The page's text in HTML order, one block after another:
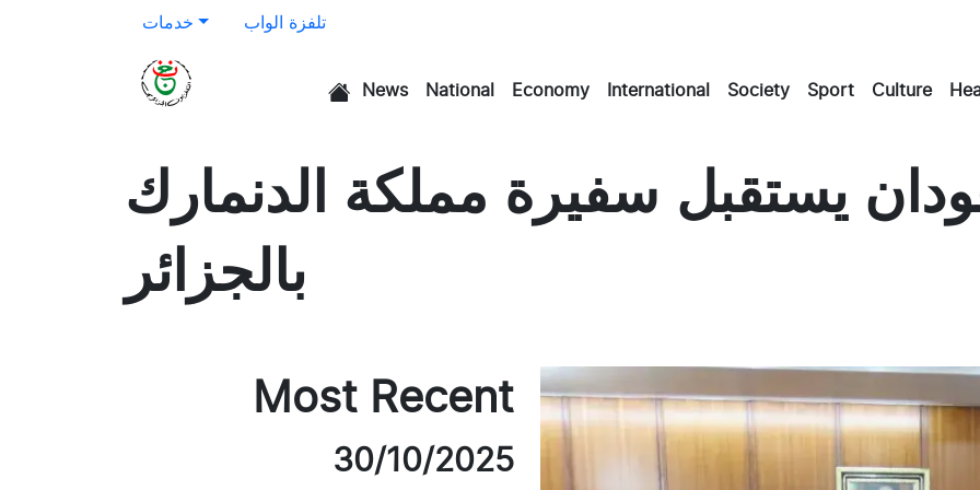
خدمات تلفزة الواب
News National Economy International Society Sport Culture
يستقبل سفيرة مملكة الدنمارك
بالجزائر
Most Recent
30/10/2025